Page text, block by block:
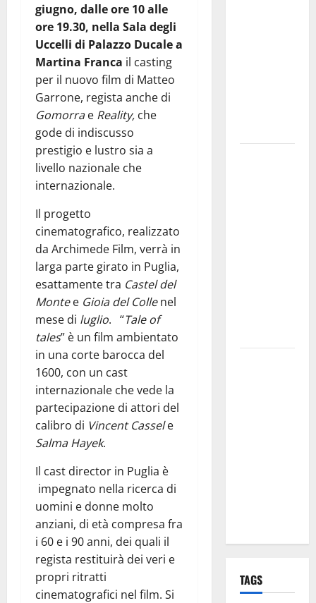
giugno, dalle ore 10 alle
ore 19.30, nella Sala degli
Uccelli di Palazzo Ducale a
Martina Franca il casting
per il nuovo film di Matteo
Garrone, regista anche di
Gomorrae Reality, che
gode di indiscusso
prestigio e lustro sia a
livello nazionale che
internazionale.
Il progetto
cinematografico, realizzato
da Archimede Film, verrà in
larga parte girato in Puglia,
esattamente tra Castel del
Montee Gioia del Collenel
mese di luglio. “Tale of
tales” è un film ambientato
in una corte barocca del
1600, con un cast
internazionale che vede la
partecipazione di attori del
calibro di Vincent Cassele
Salma Hayek.
Il cast director in Puglia è
impegnato nella ricerca di
uomini e donne molto
anziani, di età compresa fra
i 60 e i 90 anni, dei quali il
regista restituirà dei veri e
propri ritratti
cinematografici nel film. Si
TAGS